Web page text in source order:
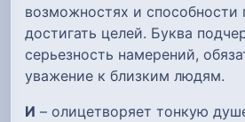
возможностях и способности
достигать целей. Буква
серьезность намерений,
уважение к близким людям.
И – олицетворяет тонкую